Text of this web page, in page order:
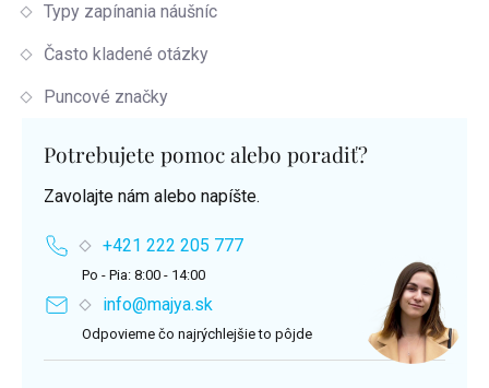
Typy zapínania náušníc
Často kladené otázky
Puncové značky
Potrebujete pomoc alebo poradiť?
Zavolajte nám alebo napíšte.
+421 222 205 777
Po - Pia: 8:00 - 14:00
info@majya.sk
Odpovieme čo najrýchlejšie to pôjde